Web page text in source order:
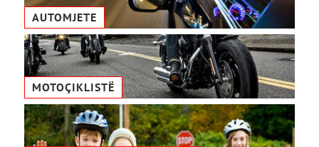
AUTOMJETE
MOTOÇIKLISTË